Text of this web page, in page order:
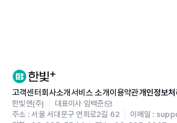
[응용 예제] 배경에서 원하지 않는 부분
[응용 예제] 이미지를 자연스럽게 늘리기
05 플래시에 반사된 눈 보정하기
고객센터회사소개서비스 소개이용약관개인정보
한빛앤(주)
대표이사 임백준
주소 : 서울 서대문구 연희로2길 62
이메일 :